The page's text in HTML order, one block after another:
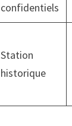
confidentiels
Station
historique